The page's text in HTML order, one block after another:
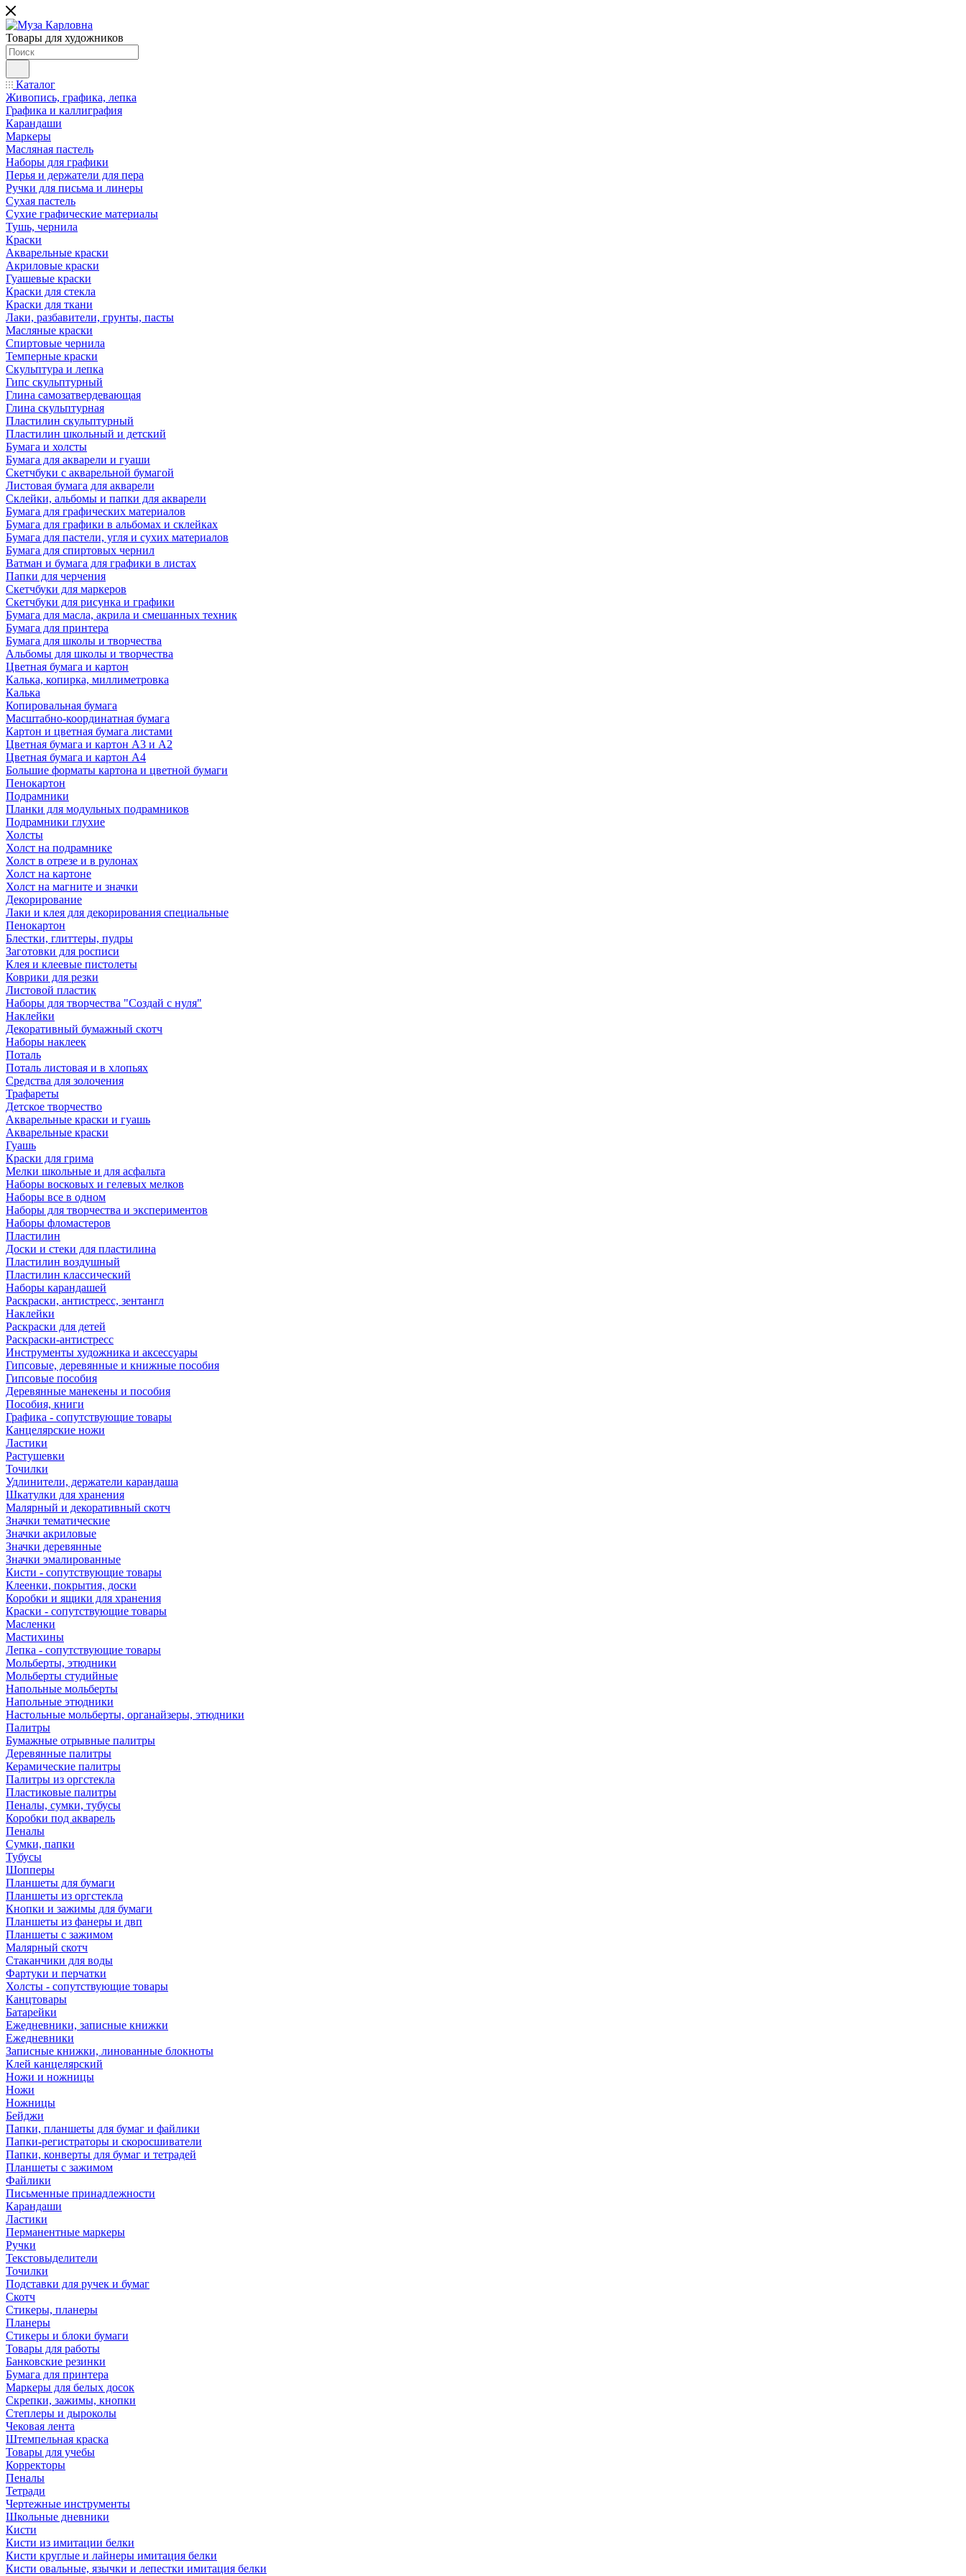
Товары для художников
Каталог
Живопись, графика, лепка
Графика и каллиграфия
Карандаши
Маркеры
Масляная пастель
Наборы для графики
Перья и держатели для пера
Ручки для письма и линеры
Сухая пастель
Сухие графические материалы
Тушь, чернила
Краски
Акварельные краски
Акриловые краски
Гуашевые краски
Краски для стекла
Краски для ткани
Лаки, разбавители, грунты, пасты
Масляные краски
Спиртовые чернила
Темперные краски
Скульптура и лепка
Гипс скульптурный
Глина самозатвердевающая
Глина скульптурная
Пластилин скульптурный
Пластилин школьный и детский
Бумага и холсты
Бумага для акварели и гуаши
Скетчбуки с акварельной бумагой
Листовая бумага для акварели
Склейки, альбомы и папки для акварели
Бумага для графических материалов
Бумага для графики в альбомах и склейках
Бумага для пастели, угля и сухих материалов
Бумага для спиртовых чернил
Ватман и бумага для графики в листах
Папки для черчения
Скетчбуки для маркеров
Скетчбуки для рисунка и графики
Бумага для масла, акрила и смешанных техник
Бумага для принтера
Бумага для школы и творчества
Альбомы для школы и творчества
Цветная бумага и картон
Калька, копирка, миллиметровка
Калька
Копировальная бумага
Масштабно-координатная бумага
Картон и цветная бумага листами
Цветная бумага и картон А3 и А2
Цветная бумага и картон А4
Большие форматы картона и цветной бумаги
Пенокартон
Подрамники
Планки для модульных подрамников
Подрамники глухие
Холсты
Холст на подрамнике
Холст в отрезе и в рулонах
Холст на картоне
Холст на магните и значки
Декорирование
Лаки и клея для декорирования специальные
Пенокартон
Блестки, глиттеры, пудры
Заготовки для росписи
Клея и клеевые пистолеты
Коврики для резки
Листовой пластик
Наборы для творчества "Создай с нуля"
Наклейки
Декоративный бумажный скотч
Наборы наклеек
Поталь
Поталь листовая и в хлопьях
Средства для золочения
Трафареты
Детское творчество
Акварельные краски и гуашь
Акварельные краски
Гуашь
Краски для грима
Мелки школьные и для асфальта
Наборы восковых и гелевых мелков
Наборы все в одном
Наборы для творчества и экспериментов
Наборы фломастеров
Пластилин
Доски и стеки для пластилина
Пластилин воздушный
Пластилин классический
Наборы карандашей
Раскраски, антистресс, зентангл
Наклейки
Раскраски для детей
Раскраски-антистресс
Инструменты художника и аксессуары
Гипсовые, деревянные и книжные пособия
Гипсовые пособия
Деревянные манекены и пособия
Пособия, книги
Графика - сопутствующие товары
Канцелярские ножи
Ластики
Растушевки
Точилки
Удлинители, держатели карандаша
Шкатулки для хранения
Малярный и декоративный скотч
Значки тематические
Значки акриловые
Значки деревянные
Значки эмалированные
Кисти - сопутствующие товары
Клеенки, покрытия, доски
Коробки и ящики для хранения
Краски - сопутствующие товары
Масленки
Мастихины
Лепка - сопутствующие товары
Мольберты, этюдники
Мольберты студийные
Напольные мольберты
Напольные этюдники
Настольные мольберты, органайзеры, этюдники
Палитры
Бумажные отрывные палитры
Деревянные палитры
Керамические палитры
Палитры из оргстекла
Пластиковые палитры
Пеналы, сумки, тубусы
Коробки под акварель
Пеналы
Сумки, папки
Тубусы
Шопперы
Планшеты для бумаги
Планшеты из оргстекла
Кнопки и зажимы для бумаги
Планшеты из фанеры и двп
Планшеты с зажимом
Малярный скотч
Стаканчики для воды
Фартуки и перчатки
Холсты - сопутствующие товары
Канцтовары
Батарейки
Ежедневники, записные книжки
Ежедневники
Записные книжки, линованные блокноты
Клей канцелярский
Ножи и ножницы
Ножи
Ножницы
Бейджи
Папки, планшеты для бумаг и файлики
Папки-регистраторы и скоросшиватели
Папки, конверты для бумаг и тетрадей
Планшеты с зажимом
Файлики
Письменные принадлежности
Карандаши
Ластики
Перманентные маркеры
Ручки
Текстовыделители
Точилки
Подставки для ручек и бумаг
Скотч
Стикеры, планеры
Планеры
Стикеры и блоки бумаги
Товары для работы
Банковские резинки
Бумага для принтера
Маркеры для белых досок
Скрепки, зажимы, кнопки
Степлеры и дыроколы
Чековая лента
Штемпельная краска
Товары для учебы
Корректоры
Пеналы
Тетради
Чертежные инструменты
Школьные дневники
Кисти
Кисти из имитации белки
Кисти круглые и лайнеры имитация белки
Кисти овальные, язычки и лепестки имитация белки